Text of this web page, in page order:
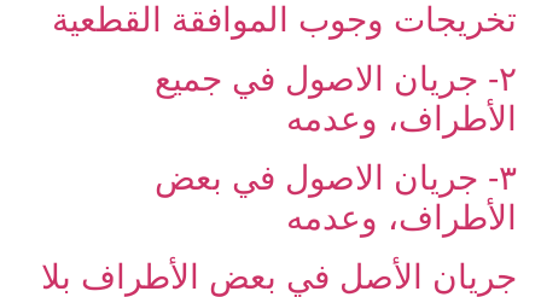
تخريجات وجوب الموافقة القطعية
۲- جريان الاصول في جميع
الأطراف، وعدمه
۳- جريان الاصول في بعض
الأطراف، وعدمه
جريان الأصل في بعض الأطراف بلا